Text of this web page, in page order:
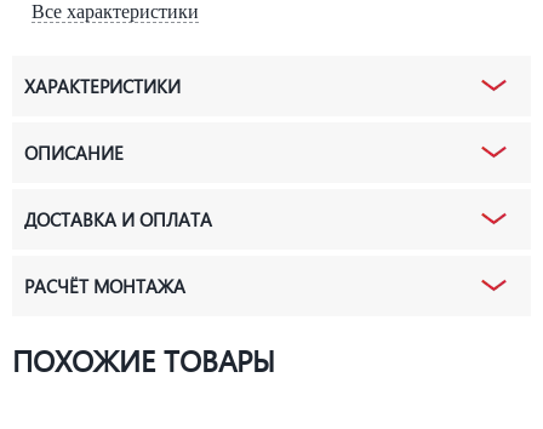
Все характеристики
ХАРАКТЕРИСТИКИ
ОПИСАНИЕ
ДОСТАВКА И ОПЛАТА
РАСЧЁТ МОНТАЖА
ПОХОЖИЕ ТОВАРЫ